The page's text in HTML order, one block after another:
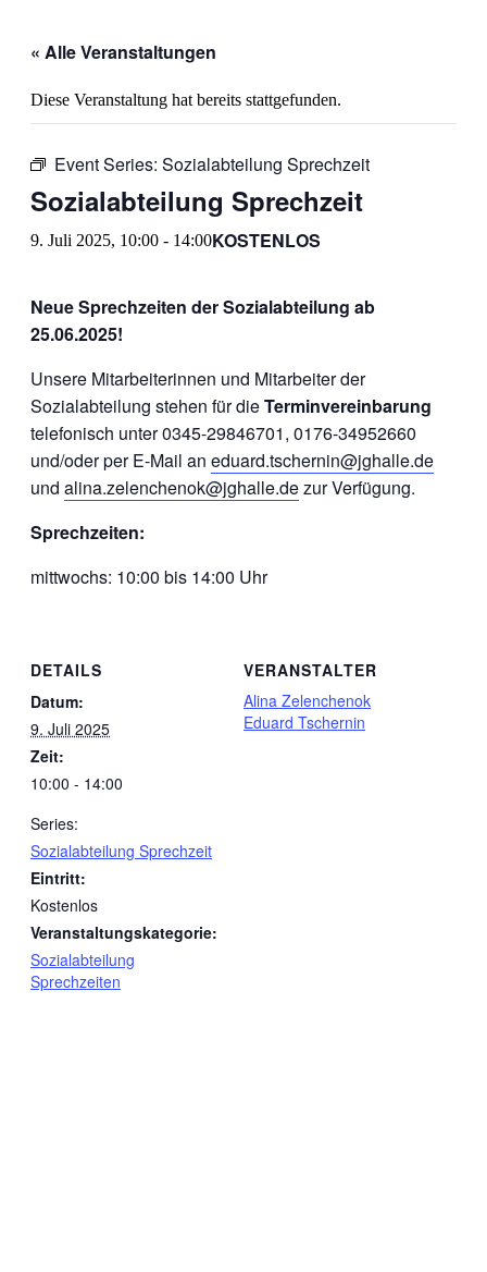
« Alle Veranstaltungen
Diese Veranstaltung hat bereits stattgefunden.
Event Series: Sozialabteilung Sprechzeit
Sozialabteilung Sprechzeit
9. Juli 2025, 10:00 - 14:00KOSTENLOS
Neue Sprechzeiten der Sozialabteilung ab
25.06.2025!
Unsere Mitarbeiterinnen und Mitarbeiter der
Sozialabteilung stehen für dieTerminvereinbarung
telefonisch unter 0345-29846701, 0176-34952660
und/oder per E-Mail an eduard.tschernin@jghalle.de
und alina.zelenchenok@jghalle.dezur Verfügung.
Sprechzeiten:
mittwochs: 10:00 bis 14:00 Uhr
DETAILS
Datum:
9. Juli 2025
Zeit:
10:00 - 14:00
Series:
Sozialabteilung Sprechzeit
Eintritt:
Kostenlos
Veranstaltungskategorie:
Sozialabteilung
Sprechzeiten
VERANSTALTER
Alina Zelenchenok
Eduard Tschernin